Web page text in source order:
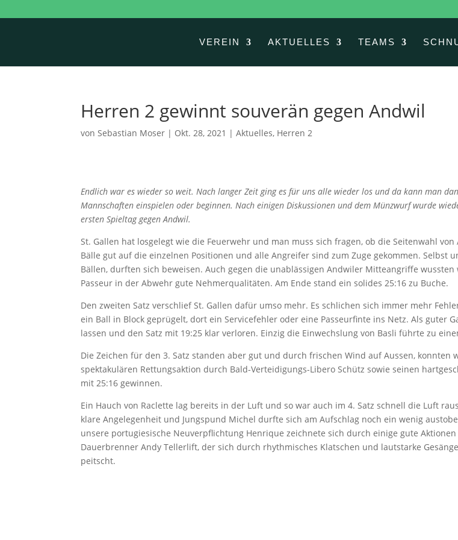
VEREIN AKTUELLES TEAMS
Herren 2 gewinnt souverän gegen Andwil
vonSebastian Moser | Okt. 28, 2021 |Aktuelles, Herren 2
Endlich war es wieder so weit. Nach langer Zeit ging es für uns alle wieder los und da kann man
Mannschaften einspielen oder beginnen. Nach einigen Diskussionen und dem Münzwurf wurde
ersten Spieltag gegen Andwil.
St. Gallen hat losgelegt wie die Feuerwehr und man muss sich fragen, ob die Seitenwahl
Bälle gut auf die einzelnen Positionen und alle Angreifer sind zum Zuge gekommen. Selbst
Bällen, durften sich beweisen. Auch gegen die unablässigen Andwiler Mitteangriffe
Passeur in der Abwehr gute Nehmerqualitäten. Am Ende stand ein solides 25:16 zu Buche.
Den zweiten Satz verschlief St. Gallen dafür umso mehr. Es schlichen sich immer mehr
ein Ball in Block geprügelt, dort ein Servicefehler oder eine Passeurfinte ins Netz. Als guter
lassen und den Satz mit 19:25 klar verloren. Einzig die Einwechslung von Basli führte zu
Die Zeichen für den 3. Satz standen aber gut und durch frischen Wind auf Aussen,
spektakulären Rettungsaktion durch Bald-Verteidigungs-Libero Schütz sowie seinen
mit 25:16 gewinnen.
Ein Hauch von Raclette lag bereits in der Luft und so war auch im 4. Satz schnell die Luft
klare Angelegenheit und Jungspund Michel durfte sich am Aufschlag noch ein wenig
unsere portugiesische Neuverpflichtung Henrique zeichnete sich durch einige gute
Dauerbrenner Andy Tellerlift, der sich durch rhythmisches Klatschen und lautstarke
peitscht.